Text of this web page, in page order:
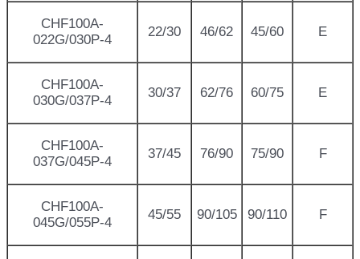
CHF100A-
022G/030P-4
22/30 46/62 45/60 E
CHF100A-
030G/037P-4
30/37 62/76 60/75 E
CHF100A-
037G/045P-4
37/45 76/90 75/90 F
CHF100A-
045G/055P-4
45/55 90/105 90/110 F